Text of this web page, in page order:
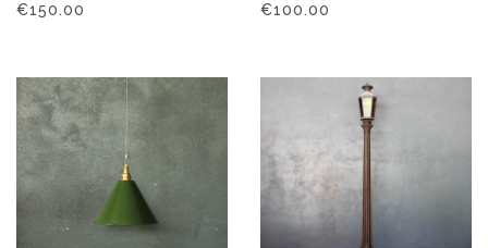
€150.00 €100.00